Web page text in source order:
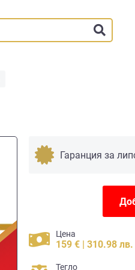
Гаранция за
Цена
159 € | 310.98 лв.
Тегло